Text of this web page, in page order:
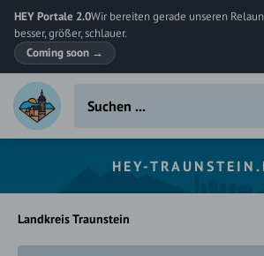
HEY Portale 2.0Wir bereiten gerade unseren
besser, größer, schlauer.
Coming soon →
HEY-
Landkreis Traunstein